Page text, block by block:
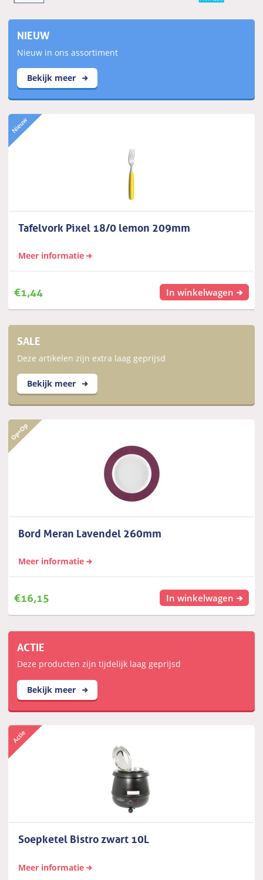
NIEUW
Nieuw in ons assortiment
Bekijk meer
Tafelvork Pixel 18/0 lemon 209mm
Meer informatie
€1,44 In winkelwagen
SALE
Deze artikelen zijn extra laag geprijsd
Bekijk meer
Bord Meran Lavendel 260mm
Meer informatie
€16,15 In winkelwagen
ACTIE
Deze producten zijn tijdelijk laag geprijsd
Bekijk meer
Soepketel Bistro zwart 10L
Meer informatie